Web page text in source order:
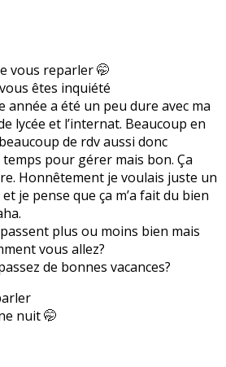
vous reparler 🤭
êtes inquiété
année a été un peu dure avec ma
lycée et l’internat. Beaucoup en
de rdv aussi donc
pour gérer mais bon. Ça
Honnêtement je voulais juste un
je pense que ça m’a fait du bien
plus ou moins bien mais
vous allez?
de bonnes vacances?
nuit 🤭